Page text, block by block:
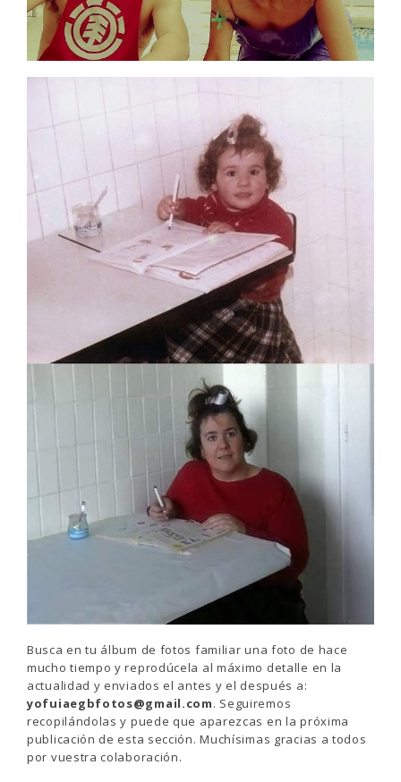
Busca en tu álbum de fotos familiar una foto de hace
mucho tiempo y reprodúcela al máximo detalle en la
actualidad y enviados el antes y el después a:
yofuiaegbfotos@gmail.com. Seguiremos
recopilándolas y puede que aparezcas en la próxima
publicación de esta sección. Muchísimas gracias a todos
por vuestra colaboración.